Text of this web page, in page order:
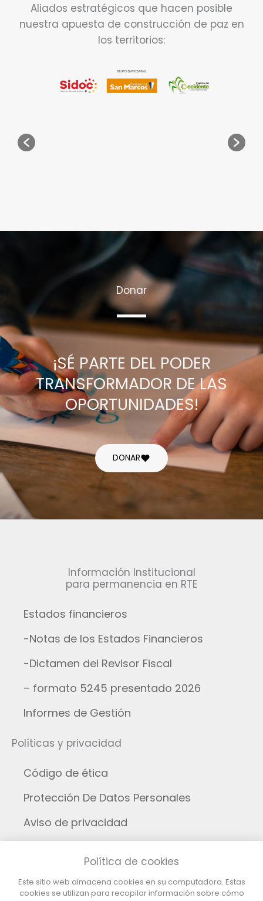
Aliados estratégicos que hacen posible
nuestra apuesta de construcción de paz en
los territorios:
Donar
¡SÉ PARTE DEL PODER
TRANSFORMADOR DE LAS
OPORTUNIDADES!
DONAR
Información Institucional
para permanencia en RTE
Estados financieros
-Notas de los Estados Financieros
-Dictamen del Revisor Fiscal
– formato 5245 presentado 2026
Informes de Gestión
Políticas y privacidad
Código de ética
Protección De Datos Personales
Aviso de privacidad
Política de cookies
Este sitio web almacena cookies en su computadora. Estas
cookies se utilizan para recopilar información sobre cómo